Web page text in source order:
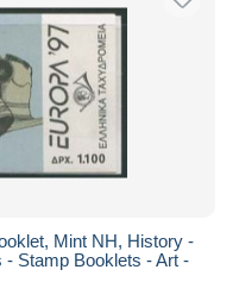
Mint NH, History -
Stamp Booklets - Art -